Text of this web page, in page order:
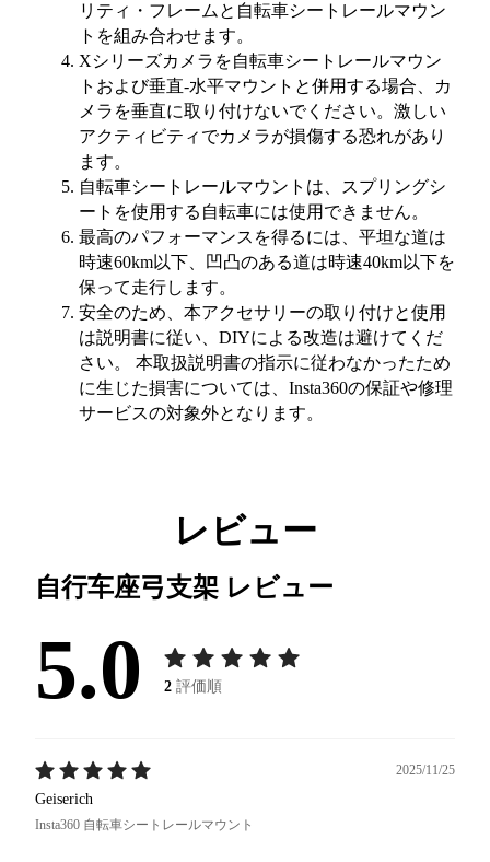
リティ・フレームと自転車シートレールマウン
トを組み合わせます。
Xシリーズカメラを自転車シートレールマウン
トおよび垂直-水平マウントと併用する場合、カ
メラを垂直に取り付けないでください。激しい
アクティビティでカメラが損傷する恐れがあり
ます。
自転車シートレールマウントは、スプリングシ
ートを使用する自転車には使用できません。
最高のパフォーマンスを得るには、平坦な道は
時速60km以下、凹凸のある道は時速40km以下を
保って走行します。
安全のため、本アクセサリーの取り付けと使用
は説明書に従い、DIYによる改造は避けてくだ
さい。 本取扱説明書の指示に従わなかったため
に生じた損害については、Insta360の保証や修理
サービスの対象外となります。
レビュー
自行车座弓支架 レビュー
5.0 2 評価順
2025/11/25
Geiserich
Insta360 自転車シートレールマウント